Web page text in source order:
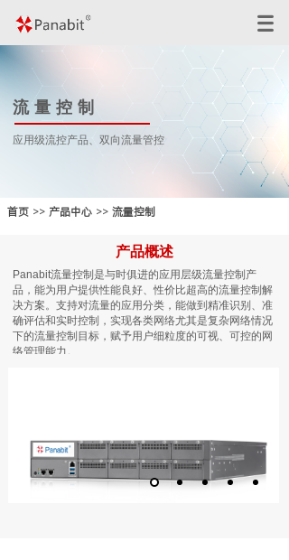
流量控制
应用级流控产品、双向流量管控
首页 >> 产品中心 >> 流量控制
产品概述
Panabit流量控制是与时俱进的应用层级流量控制产
品，能为用户提供性能良好、性价比超高的流量控制解
决方案。支持对流量的应用分类，能做到精准识别、准
确评估和实时控制，实现各类网络尤其是复杂网络情况
下的流量控制目标，赋予用户细粒度的可视、可控的网
络管理能力。